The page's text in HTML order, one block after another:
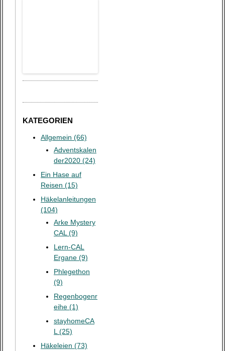
KATEGORIEN
Allgemein (66)
Adventskalen
der2020 (24)
Ein Hase auf
Reisen (15)
Häkelanleitungen
(104)
Arke Mystery
CAL (9)
Lern-CAL
Ergane (9)
Phlegethon
(9)
Regenbogenr
eihe (1)
stayhomeCA
L (25)
Häkeleien (73)